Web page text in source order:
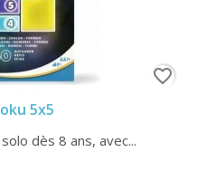
5x5
dès 8 ans, avec...
favorite_border